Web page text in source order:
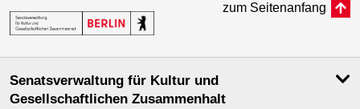
zum Seitenanfang
Senatsverwaltung für Kultur und
Gesellschaftlichen Zusammenhalt